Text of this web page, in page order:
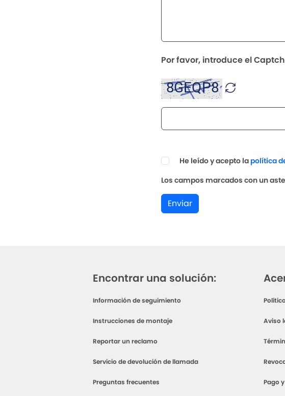
Por favor, introduce el
He leído y acepto la política
Los campos marcados con un
Enviar
Encontrar una solución:
Información de seguimiento
Instrucciones de montaje
Reportar un reclamo
Servicio de devolución de llamada
Preguntas frecuentes
Aviso
Pago